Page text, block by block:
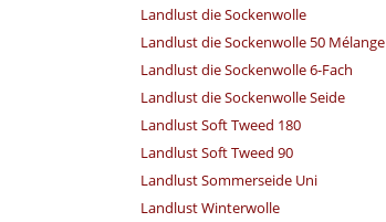
Landlust die Sockenwolle
Landlust die Sockenwolle 50 Mélange
Landlust die Sockenwolle 6-Fach
Landlust die Sockenwolle Seide
Landlust Soft Tweed 180
Landlust Soft Tweed 90
Landlust Sommerseide Uni
Landlust Winterwolle